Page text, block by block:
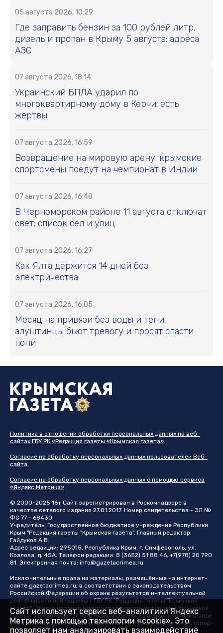
05 августа 2026, 10:29
Где заправить бензин за 100 рублей литр,
дизель и пропан в Крыму 5 августа: адреса
АЗС
07 августа 2026, 18:14
Украинский БПЛА ударил по
многоквартирному дому в Керчи: есть
жертвы
07 августа 2026, 16:59
Возвращение на мировую арену: крымские
спортсмены поедут на чемпионат в Индии
07 августа 2026, 16:48
В Черноморском районе 11 августа отключат
свет: список сёл и улиц
07 августа 2026, 16:27
Как Ялта держится 14 дней без
электричества
07 августа 2026, 16:05
Месяц на привязи без воды и тени:
алуштинцы бьют тревогу и просят спасти
пони
Политика в отношении обработки персональных данных на веб-
сайтах ГБУ РК «Редакция газеты «Крымская газета».
Согласие на обработку персональных данных пользователей Веб-
сайта.
Согласие на обработку персональных данных с помощью сервиса
«Яндекс.Метрика»
© 2000-2025 16+ Сайт зарегистрирован в Роскомнадзоре в
качестве сетевого издания 27.01.2017. Номер свидетельства - ЭЛ №
ФС 77 - 68430.
Учредитель: Государственное бюджетное учреждение Республики
Крым "Редакция газеты "Крымская газета". Главный редактор:
Гайдуков А.В.
Адрес редакции: 295015, Республика Крым, г. Симферополь, ул.
Козлова, д. 45А. Телефон редакции: 8 (3652) 51 88 46, +7(978) 20 790
81. Электронная почта: info@gazetacrimea.ru
Исключительные права на материалы, размещённые на интернет-
сайте gazetacrimea.ru, в соответствии с законодательством
Российской Федерации об охране результатов интеллектуальной
деятельности принадлежат ГБУ РК "Редакция газеты "Крымская
газета". Другие издания могут использовать материалы "Крымской
газеты" при условии обязательной ссылки на первоисточник в виде
упоминания издания "Крымская газета" в тексте материала с гипер-
ссылкой на страницу-первоисточник
Сайт использует сервис веб-аналитики Яндекс
Метрика с помощью технологии «cookie». Это
позволяет нам анализировать взаимодействие